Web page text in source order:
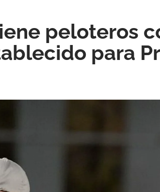
peloteros
para